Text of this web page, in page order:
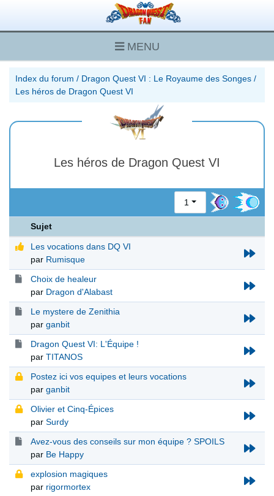
MENU
Index du forum / Dragon Quest VI : Le Royaume des Songes /
Les héros de Dragon Quest VI
Les héros de Dragon Quest VI
1
Sujet
Les vocations dans DQ VI
par Rumisque
Choix de healeur
par Dragon d'Alabast
Le mystere de Zenithia
par ganbit
Dragon Quest VI: L'Équipe !
par TITANOS
Postez ici vos equipes et leurs vocations
par ganbit
Olivier et Cinq-Épices
par Surdy
Avez-vous des conseils sur mon équipe ? SPOILS
par Be Happy
explosion magiques
par rigormortex